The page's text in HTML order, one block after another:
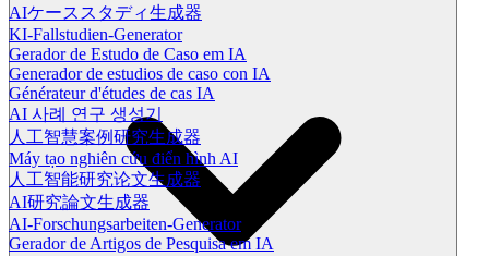
AIケーススタディ生成器
KI-Fallstudien-Generator
Gerador de Estudo de Caso em IA
Generador de estudios de caso con IA
Générateur d'études de cas IA
AI 사례 연구 생성기
人工智慧案例研究生成器
Máy tạo nghiên cứu điển hình AI
人工智能研究论文生成器
AI研究論文生成器
AI-Forschungsarbeiten-Generator
Gerador de Artigos de Pesquisa em IA